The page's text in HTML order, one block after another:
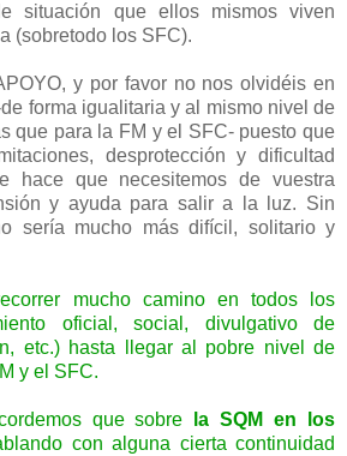
situación que ellos mismos viven
(sobretodo los SFC).
y por favor no nos olvidéis en
forma igualitaria y al mismo nivel de
que para la FM y el SFC- puesto que
desprotección y dificultad
hace que necesitemos de vuestra
y ayuda para salir a la luz. Sin
sería mucho más difícil, solitario y
mucho camino en todos los
oficial, social, divulgativo de
etc.) hasta llegar al pobre nivel de
y el SFC.
que sobre
la SQM en los
con alguna cierta continuidad